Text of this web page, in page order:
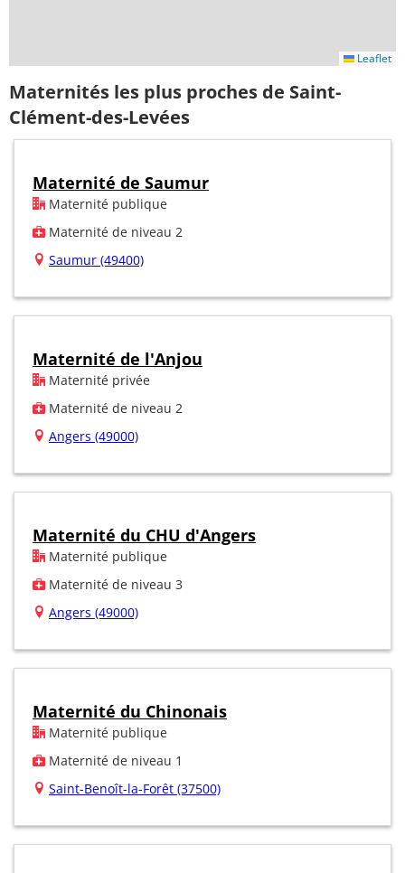
Leaflet
Maternités les plus proches de Saint-
Clément-des-Levées
Maternité de Saumur
Maternité publique
Maternité de niveau 2
Saumur (49400)
Maternité de l'Anjou
Maternité privée
Maternité de niveau 2
Angers (49000)
Maternité du CHU d'Angers
Maternité publique
Maternité de niveau 3
Angers (49000)
Maternité du Chinonais
Maternité publique
Maternité de niveau 1
Saint-Benoît-la-Forêt (37500)